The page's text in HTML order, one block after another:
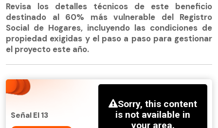
Revisa los detalles técnicos de este beneficio
destinado al 60% más vulnerable del Registro
Social de Hogares, incluyendo las condiciones de
propiedad exigidas y el paso a paso para gestionar
el proyecto este año.
Señal El 13